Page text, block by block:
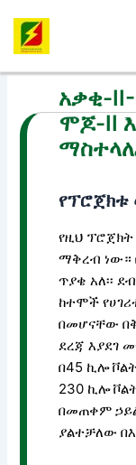
content
አቃቂ-
ሞጆ-II
የዚህ
ማቅረብ ነው።
ጥያቄ አለ፡፡
ከተሞች
በመሆናቸው
ደረጃ እያደገ
በ45 ኪሎ
230 ኪሎ
በመጠቀም
ያልተቻለው
navigation